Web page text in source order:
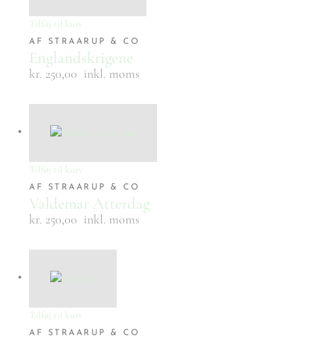
Tilføj til kurv
AF STRAARUP & CO
Englandskrigene
kr. 250,00 inkl. moms
Tilføj til kurv
AF STRAARUP & CO
Valdemar Atterdag
kr. 250,00 inkl. moms
Tilføj til kurv
AF STRAARUP & CO